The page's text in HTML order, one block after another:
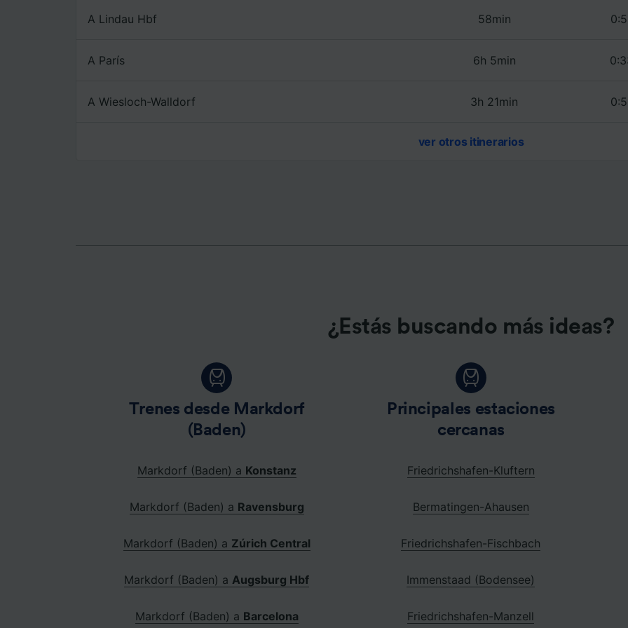
A Lindau Hbf 58min
A París 6h 5min
A Wiesloch-Walldorf 3h 21min
ver otros itinerarios
¿Estás buscando más ideas?
Trenes desde Markdorf
(Baden)
Markdorf (Baden) a Konstanz
Markdorf (Baden) a Ravensburg
Markdorf (Baden) a Zúrich Central
Markdorf (Baden) a Augsburg Hbf
Markdorf (Baden) a Barcelona
Principales estaciones
cercanas
Friedrichshafen-Kluftern
Bermatingen-Ahausen
Friedrichshafen-Fischbach
Immenstaad (Bodensee)
Friedrichshafen-Manzell